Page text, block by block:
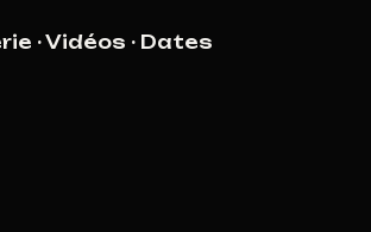
·Vidéos · Dates